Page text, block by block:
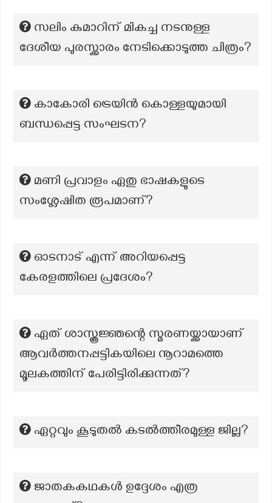
സലിം കുമാറിന് മികച്ച നടനുള്ള
ദേശീയ പുരസ്ക്കാരം നേടിക്കൊടുത്ത ചിത്രം?
കാകോരി ട്രെയിൻ കൊള്ളയുമായി
ബന്ധപ്പെട്ട സംഘടന?
മണി പ്രവാളം ഏതു ഭാഷകളുടെ
സംശ്ലേഷിത രൂപമാണ്?
ഓടനാട് എന്ന് അറിയപ്പെട്ട
കേരളത്തിലെ പ്രദേശം?
ഏത് ശാസ്ത്രജ്ഞന്റെ സ്മരണയ്ക്കായാണ്
ആവർത്തനപ്പട്ടികയിലെ നൂറാമത്തെ
മൂലകത്തിന് പേരിട്ടിരിക്കുന്നത്?
ഏറ്റവും കൂടുതൽ കടല്‍ത്തീരമുള്ള ജില്ല?
ജാതകകഥകൾ ഉദ്ദേശം എത്ര